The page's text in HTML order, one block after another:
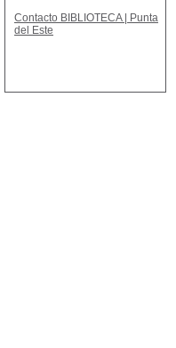
Contacto BIBLIOTECA | Punta
del Este